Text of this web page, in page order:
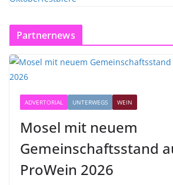
Partnernews
ADVERTORIAL UNTERWEGS WEIN
Mosel mit neuem
Gemeinschaftsstand
ProWein 2026